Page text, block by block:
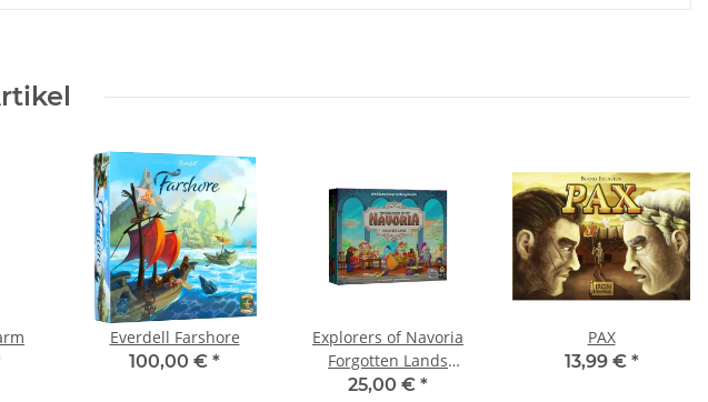
Everdell Farshore
100,00 € *
Explorers of Navoria
Forgotten Lands
Expansion
25,00 € *
PAX
13,99 € *